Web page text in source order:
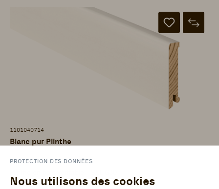
1101040714
Blanc pur Plinthe
ter Hürne - Leisten Boden
PROTECTION DES DONNÉES
Nous utilisons des cookies